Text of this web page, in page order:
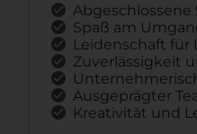
Abgeschlossene
Spaß am
Leidenschaft für
Zuverlässigkeit
Ausgeprägter
Kreativität und